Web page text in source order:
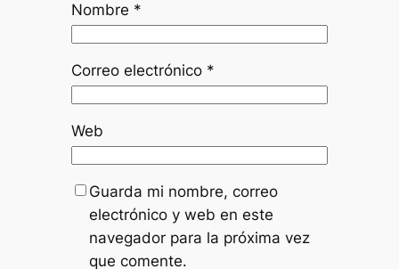
Nombre *
Correo electrónico *
Web
Guarda mi nombre, correo
electrónico y web en este
navegador para la próxima vez
que comente.